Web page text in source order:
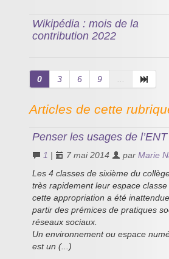
Wikipédia : mois de la
contribution 2022
0 3 6 9
Articles de cette
Penser les usages de
1 | 7 mai 2014 par Marie
Les 4 classes de sixième du
très rapidement leur espace
cette appropriation a été
partir des prémices de pratiques
réseaux sociaux.
Un environnement ou espace
est un (...)